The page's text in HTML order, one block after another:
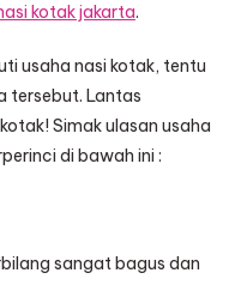
kotak jakarta.
usaha nasi kotak, tentu
tersebut. Lantas
Simak ulasan usaha
di bawah ini :
sangat bagus dan